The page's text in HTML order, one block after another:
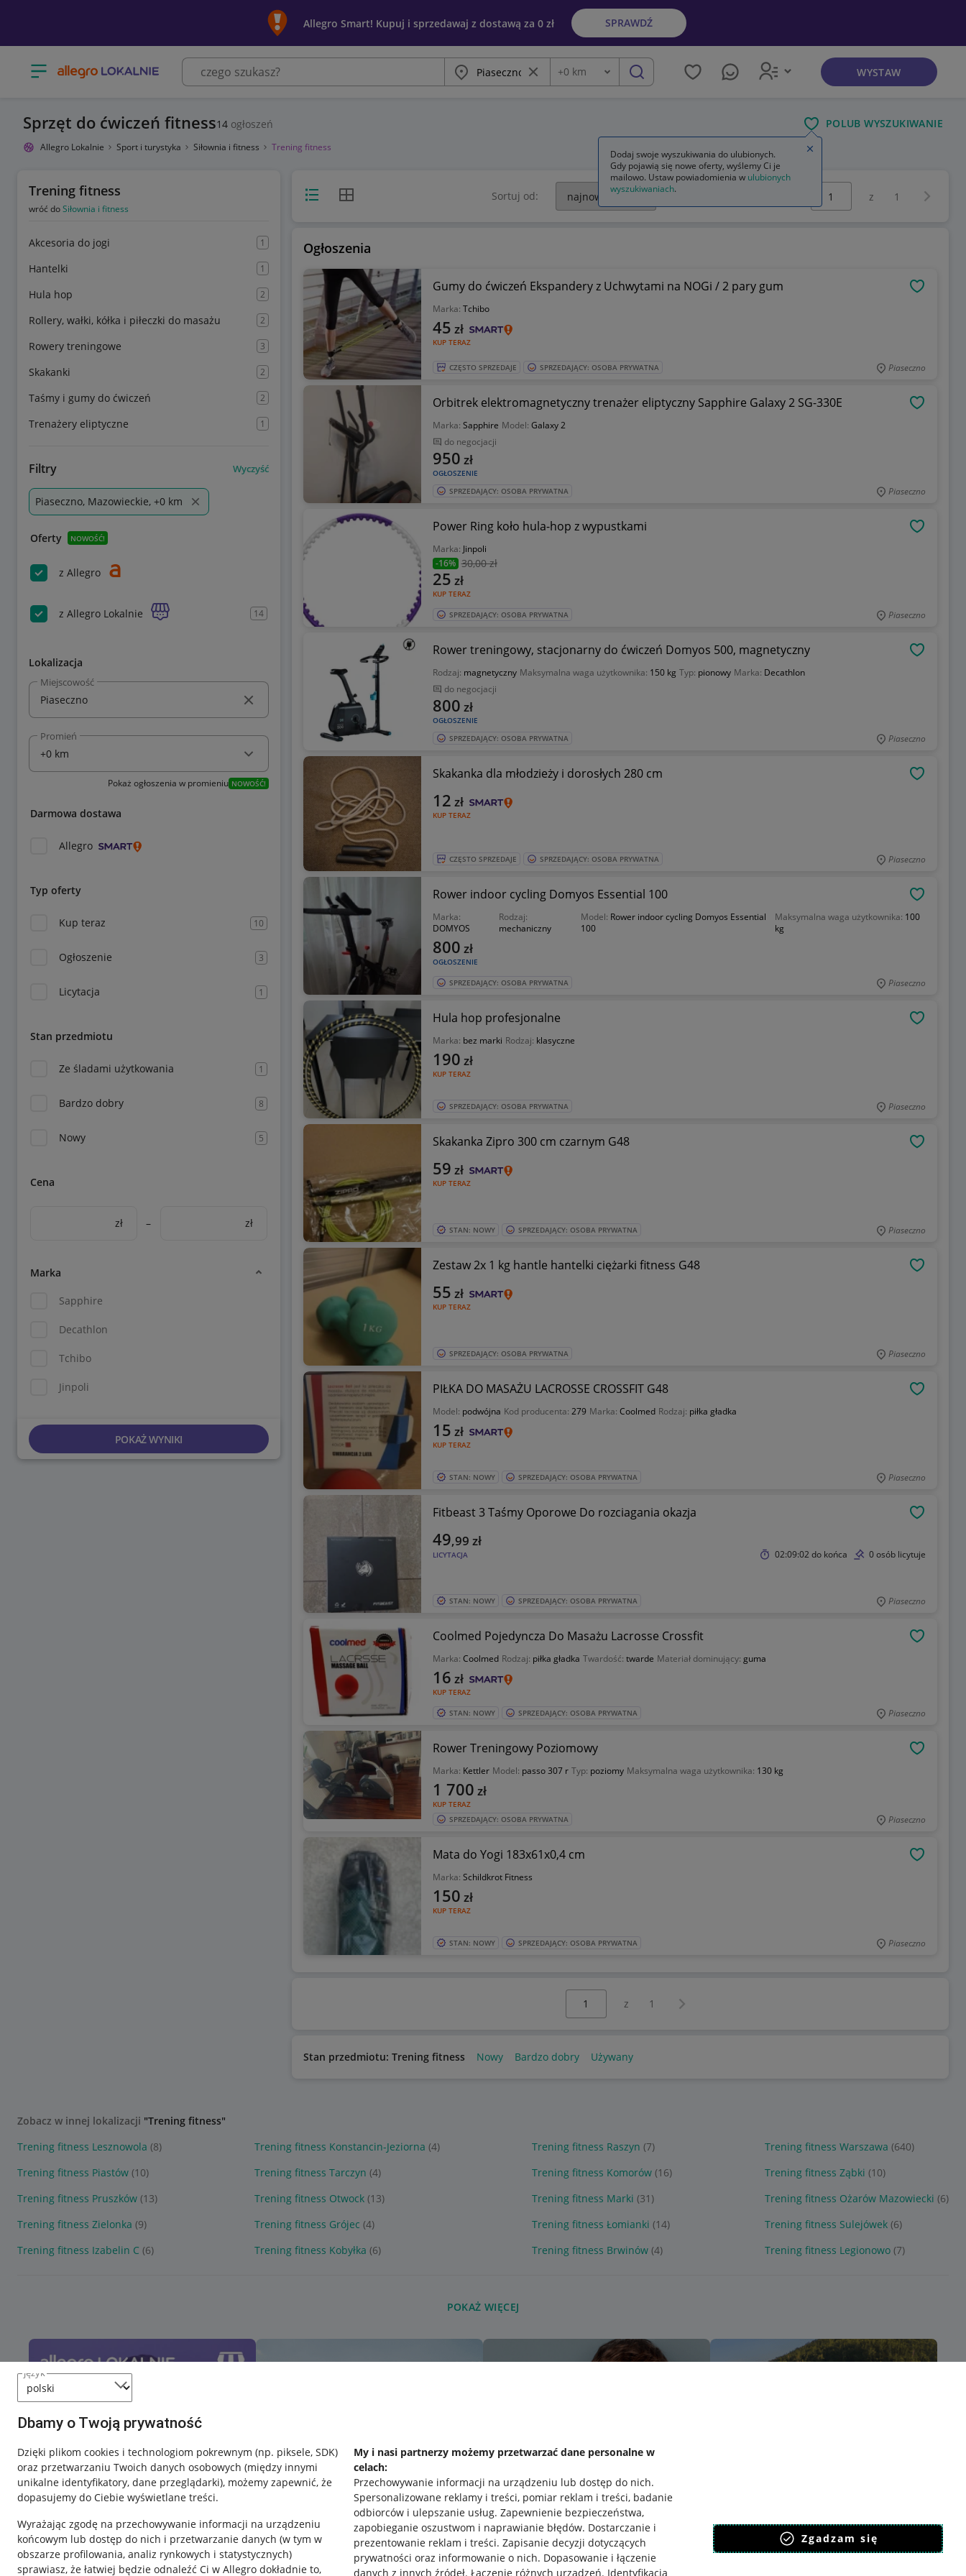
język
Dbamy o Twoją prywatność
Dzięki plikom cookies i technologiom pokrewnym (np. piksele, SDK)
oraz przetwarzaniu Twoich danych osobowych (między innymi
unikalne identyfikatory, dane przeglądarki), możemy zapewnić, że
dopasujemy do Ciebie wyświetlane treści.
Wyrażając zgodę na przechowywanie informacji na urządzeniu
końcowym lub dostęp do nich i przetwarzanie danych (w tym w
obszarze profilowania, analiz rynkowych i statystycznych)
sprawiasz, że łatwiej będzie odnaleźć Ci w Allegro dokładnie to,
My i nasi partnerzy możemy przetwarzać dane personalne w
celach:
Przechowywanie informacji na urządzeniu lub dostęp do nich.
Spersonalizowane reklamy i treści, pomiar reklam i treści, badanie
odbiorców i ulepszanie usług. Zapewnienie bezpieczeństwa,
zapobieganie oszustwom i naprawianie błędów. Dostarczanie i
prezentowanie reklam i treści. Zapisanie decyzji dotyczących
prywatności oraz informowanie o nich. Dopasowanie i łączenie
danych z innych źródeł. Łączenie różnych urządzeń. Identyfikacja
Zgadzam się
Allegro Smart! Kupuj i sprzedawaj z dostawą za 0 zł SPRAWDŹ
Otwórz menu z kategoriami Miasto Wyczyść frazę
Odległość
+0 km szukaj WYSTAW
Sprzęt do ćwiczeń fitness14 ogłoszeń POLUB WYSZUKIWANIE
Allegro Lokalnie Sport i turystyka Siłownia i fitness Trening fitness
Trening fitness
wróć doSiłownia i fitness
Akcesoria do jogi 1
Hantelki 1
Hula hop 2
Rollery, wałki, kółka i piłeczki do masażu 2
Rowery treningowe 3
Skakanki 2
Taśmy i gumy do ćwiczeń 2
Trenażery eliptyczne 1
Filtry Wyczyść
Piaseczno, Mazowieckie, +0 km
Oferty NOWOŚĆ!
z Allegro
z Allegro Lokalnie 14
Lokalizacja
Miejscowość
Promień
Pokaż ogłoszenia w promieniu NOWOŚĆ!
Darmowa dostawa
Allegro
Typ oferty
Kup teraz 10
Ogłoszenie 3
Licytacja 1
Stan przedmiotu
Ze śladami użytkowania 1
Bardzo dobry 8
Nowy 5
Cena
zł – zł
Marka
Sapphire
Decathlon
Tchibo
Jinpoli
POKAŻ WYNIKI
Widok listyWidok siatki Sortuj od: z 1
Ogłoszenia
Gumy do ćwiczeń Ekspandery z Uchwytami na NOGi / 2 pary gum
Marka: Tchibo
KUP TERAZ
45 zł
CZĘSTO SPRZEDAJE SPRZEDAJĄCY: OSOBA PRYWATNA Piaseczno
Orbitrek elektromagnetyczny trenażer eliptyczny Sapphire Galaxy 2 SG-330E
Marka: Sapphire Model: Galaxy 2
do negocjacji
OGŁOSZENIE
950 zł
SPRZEDAJĄCY: OSOBA PRYWATNA Piaseczno
Power Ring koło hula-hop z wypustkami
Marka: Jinpoli
-16% 30,00 zł
KUP TERAZ
25 zł
SPRZEDAJĄCY: OSOBA PRYWATNA Piaseczno
Rower treningowy, stacjonarny do ćwiczeń Domyos 500, magnetyczny
Rodzaj: magnetyczny Maksymalna waga użytkownika: 150 kg Typ: pionowy Marka: Decathlon
do negocjacji
OGŁOSZENIE
800 zł
SPRZEDAJĄCY: OSOBA PRYWATNA Piaseczno
Skakanka dla młodzieży i dorosłych 280 cm
KUP TERAZ
12 zł
CZĘSTO SPRZEDAJE SPRZEDAJĄCY: OSOBA PRYWATNA Piaseczno
Rower indoor cycling Domyos Essential 100
Marka:
DOMYOS
Rodzaj:
mechaniczny
Model: Rower indoor cycling Domyos Essential
100
Maksymalna waga użytkownika: 100
kg
OGŁOSZENIE
800 zł
SPRZEDAJĄCY: OSOBA PRYWATNA Piaseczno
Hula hop profesjonalne
Marka: bez marki Rodzaj: klasyczne
KUP TERAZ
190 zł
SPRZEDAJĄCY: OSOBA PRYWATNA Piaseczno
Skakanka Zipro 300 cm czarnym G48
KUP TERAZ
59 zł
STAN: NOWY SPRZEDAJĄCY: OSOBA PRYWATNA Piaseczno
Zestaw 2x 1 kg hantle hantelki ciężarki fitness G48
KUP TERAZ
55 zł
SPRZEDAJĄCY: OSOBA PRYWATNA Piaseczno
PIŁKA DO MASAŻU LACROSSE CROSSFIT G48
Model: podwójna Kod producenta: 279 Marka: Coolmed Rodzaj: piłka gładka
KUP TERAZ
15 zł
STAN: NOWY SPRZEDAJĄCY: OSOBA PRYWATNA Piaseczno
Fitbeast 3 Taśmy Oporowe Do rozciagania okazja
LICYTACJA
49,99 zł
02:09:02 do końca 0 osób licytuje
STAN: NOWY SPRZEDAJĄCY: OSOBA PRYWATNA Piaseczno
Coolmed Pojedyncza Do Masażu Lacrosse Crossfit
Marka: Coolmed Rodzaj: piłka gładka Twardość: twarde Materiał dominujący: guma
KUP TERAZ
16 zł
STAN: NOWY SPRZEDAJĄCY: OSOBA PRYWATNA Piaseczno
Rower Treningowy Poziomowy
Marka: Kettler Model: passo 307 r Typ: poziomy Maksymalna waga użytkownika: 130 kg
KUP TERAZ
1 700 zł
SPRZEDAJĄCY: OSOBA PRYWATNA Piaseczno
Mata do Yogi 183x61x0,4 cm
Marka: Schildkrot Fitness
KUP TERAZ
150 zł
STAN: NOWY SPRZEDAJĄCY: OSOBA PRYWATNA Piaseczno
z 1 Następna strona
Stan przedmiotu: Trening fitness Nowy Bardzo dobry Używany
Zobacz w innej lokalizacji "Trening fitness"
Trening fitness Lesznowola (8) Trening fitness Konstancin-Jeziorna (4) Trening fitness Raszyn (7) Trening fitness Warszawa (640)
Trening fitness Piastów (10) Trening fitness Tarczyn (4) Trening fitness Komorów (16) Trening fitness Ząbki (10)
Trening fitness Pruszków (13) Trening fitness Otwock (13) Trening fitness Marki (31) Trening fitness Ożarów Mazowiecki (6)
Trening fitness Zielonka (9) Trening fitness Grójec (4) Trening fitness Łomianki (14) Trening fitness Sulejówek (6)
Trening fitness Izabelin C (6) Trening fitness Kobyłka (6) Trening fitness Brwinów (4) Trening fitness Legionowo (7)
POKAŻ WIĘCEJ
Dodaj swoje wyszukiwania do ulubionych.
Gdy pojawią się nowe oferty, wyślemy Ci je
mailowo. Ustaw powiadomienia w ulubionych
wyszukiwaniach.
Zamknij wskazówkę